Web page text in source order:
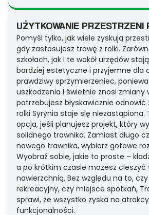
UŻYTKOWANIE PRZESTRZENI
Pomyśl tylko, jak wiele zyskują
gdy zastosujesz trawę z rolki.
szkołach, jak i te wokół urzędów
bardziej estetyczne i przyjemne dla
prawdziwy sprzymierzeniec,
uszkodzenia i świetnie znosi zmiany
potrzebujesz błyskawicznie odnowić
rolki Syrynia staje się niezastąpiona.
opcja, jeśli planujesz projekt, który
solidnego trawnika. Zamiast długo
nowego trawnika, wybierz gotowe
Wyobraź sobie, jakie to proste –
a po krótkim czasie możesz cieszyć
nawierzchnią. Bez względu na to,
rekreacyjny, czy miejsce spotkań,
sprawi, że wszystko zyska na
funkcjonalności.